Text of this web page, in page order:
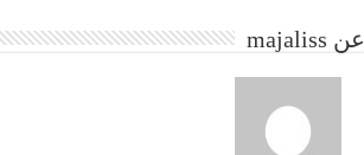
n
عن majaliss